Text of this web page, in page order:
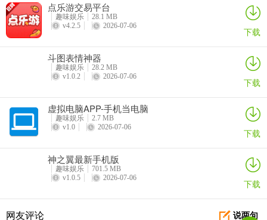
点乐游交易平台
趣味娱乐
28.1 MB
v4.2.5
2026-07-06 下载
斗图表情神器
趣味娱乐
28.2 MB
v1.0.2
2026-07-06 下载
虚拟电脑APP-手机当电脑
趣味娱乐
2.7 MB
v1.0
2026-07-06 下载
神之翼最新手机版
趣味娱乐
701.5 MB
v1.0.5
2026-07-06 下载
说两句
网友评论